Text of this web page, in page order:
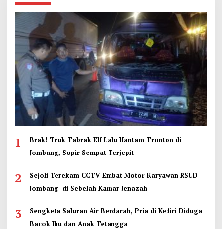
1
Brak! Truk Tabrak Elf Lalu Hantam Tronton di
Jombang, Sopir Sempat Terjepit
2
Sejoli Terekam CCTV Embat Motor Karyawan RSUD
Jombang di Sebelah Kamar Jenazah
3
Sengketa Saluran Air Berdarah, Pria di Kediri Diduga
Bacok Ibu dan Anak Tetangga